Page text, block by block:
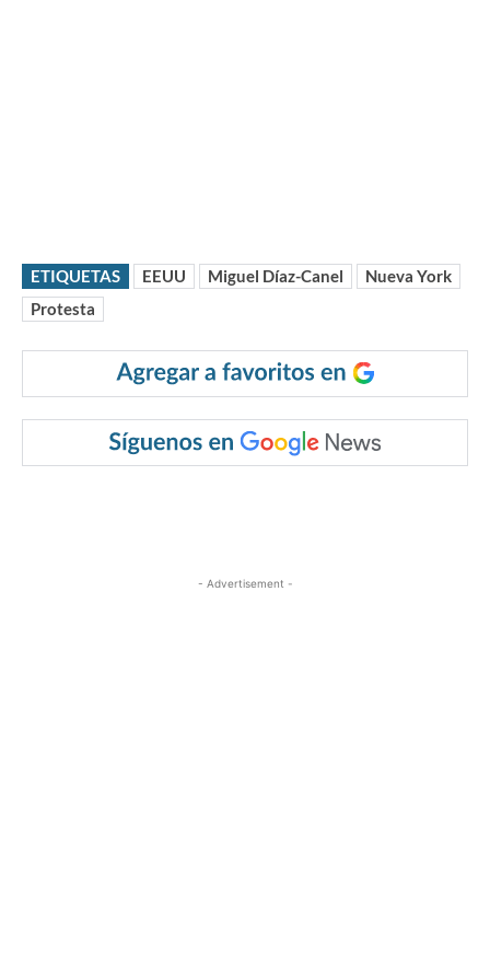
ETIQUETAS EEUU Miguel Díaz-Canel
Nueva York
Protesta
- Advertisement -